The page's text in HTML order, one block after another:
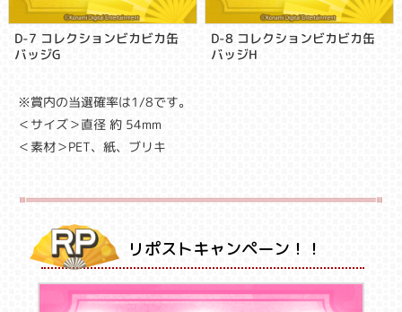
D-7 コレクションビカビカ缶
バッジG
D-8 コレクションビカビカ缶
バッジH
※賞内の当選確率は1/8です。
＜サイズ＞直径 約 54mm
＜素材＞PET、紙、ブリキ
リポストキャンペーン！！